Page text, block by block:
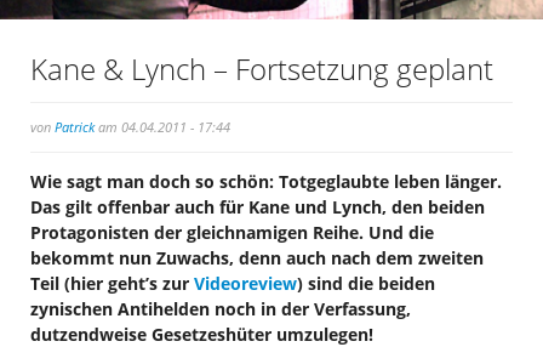
Kane & Lynch – Fortsetzung geplant
von Patrickam 04.04.2011 - 17:44
Wie sagt man doch so schön: Totgeglaubte leben länger.
Das gilt offenbar auch für Kane und Lynch, den beiden
Protagonisten der gleichnamigen Reihe. Und die
bekommt nun Zuwachs, denn auch nach dem zweiten
Teil (hier geht’s zur Videoreview) sind die beiden
zynischen Antihelden noch in der Verfassung,
dutzendweise Gesetzeshüter umzulegen!